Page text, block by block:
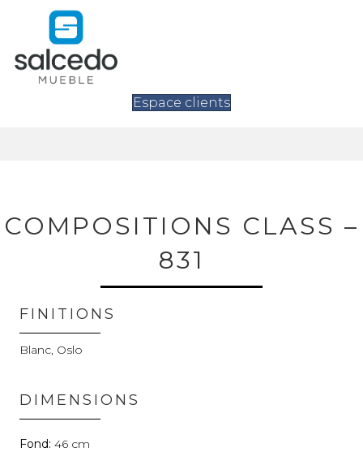
Espace clients
COMPOSITIONS CLASS –
831
FINITIONS
Blanc, Oslo
DIMENSIONS
46